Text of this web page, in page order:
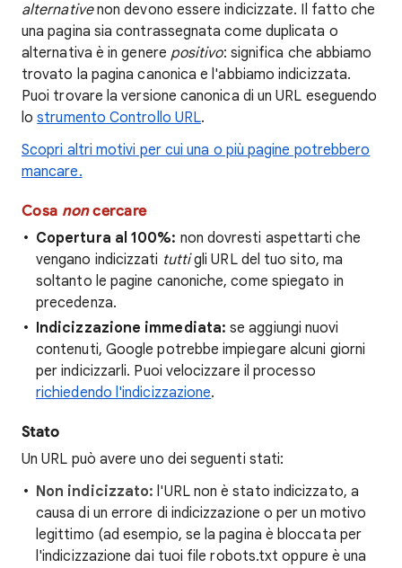
alternativenon devono essere indicizzate. Il fatto che
una pagina sia contrassegnata come duplicata o
alternativa è in genere positivo: significa che abbiamo
trovato la pagina canonica e l'abbiamo indicizzata.
Puoi trovare la versione canonica di un URL eseguendo
lostrumento Controllo URL.
Scopri altri motivi per cui una o più pagine potrebbero
mancare.
Cosa noncercare
Copertura al 100%: non dovresti aspettarti che
vengano indicizzati tuttigli URL del tuo sito, ma
soltanto le pagine canoniche, come spiegato in
precedenza.
Indicizzazione immediata: se aggiungi nuovi
contenuti, Google potrebbe impiegare alcuni giorni
per indicizzarli. Puoi velocizzare il processo
richiedendo l'indicizzazione.
Stato
Un URL può avere uno dei seguenti stati:
Non indicizzato: l'URL non è stato indicizzato, a
causa di un errore di indicizzazione o per un motivo
legittimo (ad esempio, se la pagina è bloccata per
l'indicizzazione dai tuoi file robots.txt oppure è una